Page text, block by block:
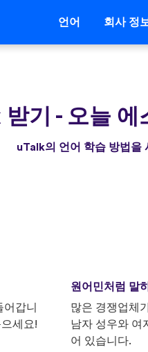
언어 회사 정
기 - 오늘 에
uTalk의 언어 학습 방법을
갑니
세요!
원어민처럼 말
많은 경쟁업체
남자 성우와 여
어 있습니다.